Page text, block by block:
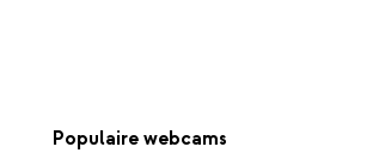
Populaire webcams